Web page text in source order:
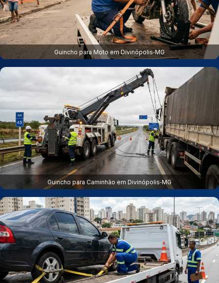
Guincho para Moto em Divinópolis‑MG
Guincho para Caminhão em Divinópolis‑MG